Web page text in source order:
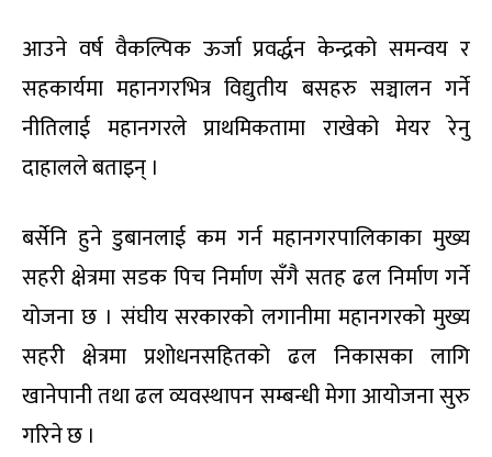
आउने वर्ष वैकल्पिक ऊर्जा प्रवर्द्धन केन्द्रको समन्वय र
सहकार्यमा महानगरभित्र विद्युतीय बसहरु सञ्चालन गर्ने
नीतिलाई महानगरले प्राथमिकतामा राखेको मेयर रेनु
दाहालले बताइन् ।
बर्सेनि हुने डुबानलाई कम गर्न महानगरपालिकाका मुख्य
सहरी क्षेत्रमा सडक पिच निर्माण सँगै सतह ढल निर्माण गर्ने
योजना छ । संघीय सरकारको लगानीमा महानगरको मुख्य
सहरी क्षेत्रमा प्रशोधनसहितको ढल निकासका लागि
खानेपानी तथा ढल व्यवस्थापन सम्बन्धी मेगा आयोजना सुरु
गरिने छ ।